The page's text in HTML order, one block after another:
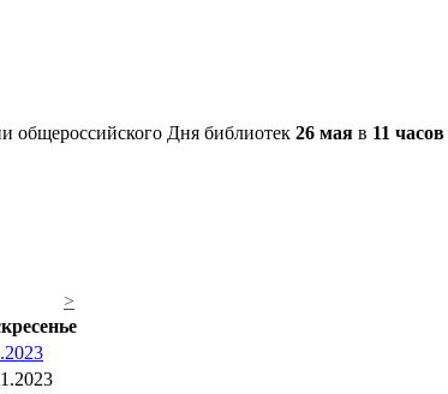
общероссийского Дня библиотек 26 мая в 11 часов
>